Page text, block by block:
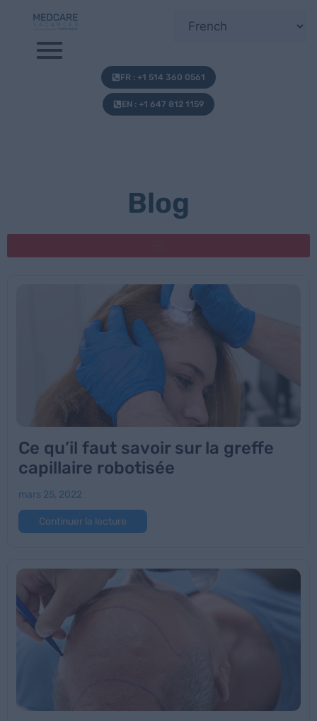
FR : +1 514 360 0561
EN : +1 647 812 1159
Blog
Ce qu’il faut savoir sur la greffe
capillaire robotisée
mars 25, 2022
Continuer la lecture